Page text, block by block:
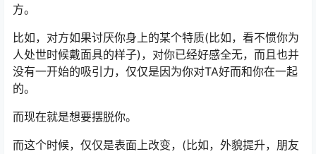
方。
比如，对方如果讨厌你身上的某个特质(比如，看不惯你为
人处世时候戴面具的样子)，对你已经好感全无，而且也并
没有一开始的吸引力，仅仅是因为你对TA好而和你在一起
的。
而现在就是想要摆脱你。
而这个时候，仅仅是表面上改变，(比如，外貌提升，朋友